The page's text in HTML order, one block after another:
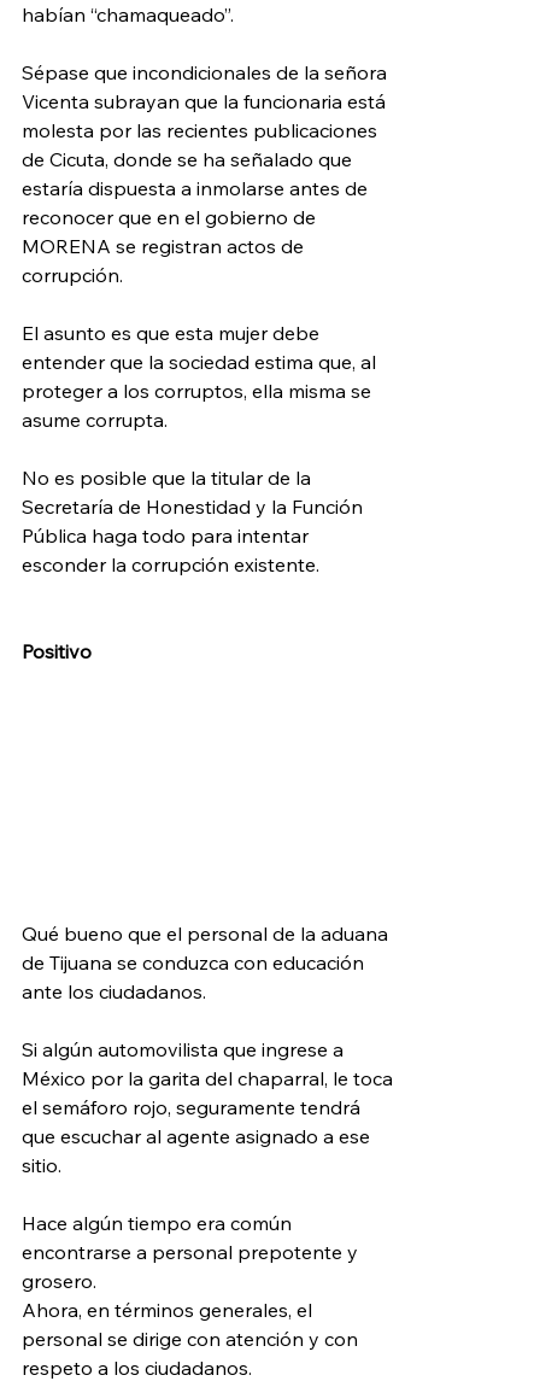
habían “chamaqueado”.
Sépase que incondicionales de la señora
Vicenta subrayan que la funcionaria está
molesta por las recientes publicaciones
de Cicuta, donde se ha señalado que
estaría dispuesta a inmolarse antes de
reconocer que en el gobierno de
MORENA se registran actos de
corrupción.
El asunto es que esta mujer debe
entender que la sociedad estima que, al
proteger a los corruptos, ella misma se
asume corrupta.
No es posible que la titular de la
Secretaría de Honestidad y la Función
Pública haga todo para intentar
esconder la corrupción existente.
Positivo
Qué bueno que el personal de la aduana
de Tijuana se conduzca con educación
ante los ciudadanos.
Si algún automovilista que ingrese a
México por la garita del chaparral, le toca
el semáforo rojo, seguramente tendrá
que escuchar al agente asignado a ese
sitio.
Hace algún tiempo era común
encontrarse a personal prepotente y
grosero.
Ahora, en términos generales, el
personal se dirige con atención y con
respeto a los ciudadanos.